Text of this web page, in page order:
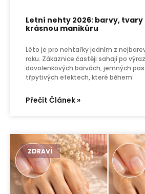
Letní nehty 2026: barvy, tvary
krásnou manikúru
Léto je pro nehtařky jedním z
roku. Zákaznice častěji sahají po
dovolenkových barvách, jemných
třpytivých efektech, které během
Přečít Článek »
ZDRAVÍ